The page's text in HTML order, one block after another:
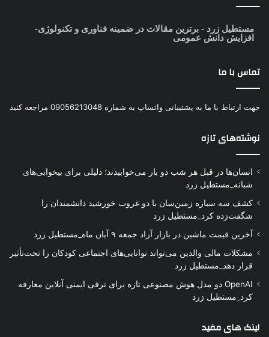
مستطیل زرد - برترین مقالات در ضمینه فناوری و تکنولوژی-
افزایش دانش عمومی
تماس با ما
جهت ارتباط با ما به پشتیبانی واتساپ به شماره 09056213048 مراجعه کنید
نوشته‌های تازه
انسان‌ها در قبل هر شب دو بار می‌خوابیدند؛ دلیلی برای بیخوابی‌های
شبانه_مستطیل زرد
کشف سه سیاره زمین‌سان با دو غروب خورشید دانشمندان را
شگفت‌زده کرد_مستطیل زرد
آخرین قیمت ماشین در بازار آزاد جمعه ۹ آبان ماه_مستطیل زرد
مشکلات مالی والدین می‌تواند توانایی‌های اجتماعی کودکان را تحت‌تأثیر
قرار دهد_مستطیل زرد
OpenAI دو مدل هوش مصنوعی تازه برای ترقی ایمنی آنلاین معارفه
کرد_مستطیل زرد
لینک های مفید